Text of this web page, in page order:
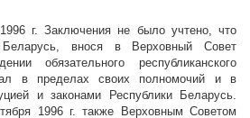
1996 г. Заключения не было учтено, что
Беларусь, внося в Верховный Совет
обязательного республиканского
в пределах своих полномочий и в
и законами Республики Беларусь.
1996 г. также Верховным Советом